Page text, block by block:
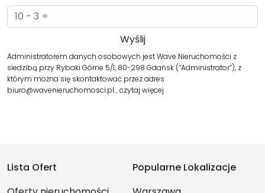
Administratorem danych osobowych jest Wave Nieruchomości z
siedzibą przy Rybaki Górne 5/1, 80-298 Gdańsk (“Administrator”), z
którym można się skontaktować przez adres
biuro@wavenieruchomosci.pl…czytaj więcej
Lista Ofert
Popularne Lokalizacje